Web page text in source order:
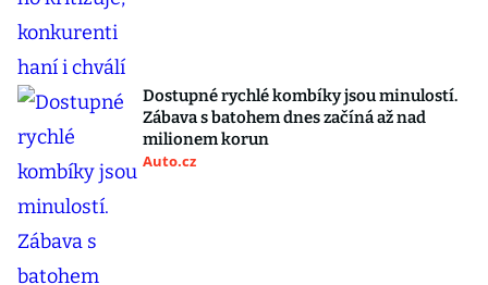
Dostupné rychlé kombíky jsou minulostí.
Zábava s batohem dnes začíná až nad
milionem korun
Auto.cz